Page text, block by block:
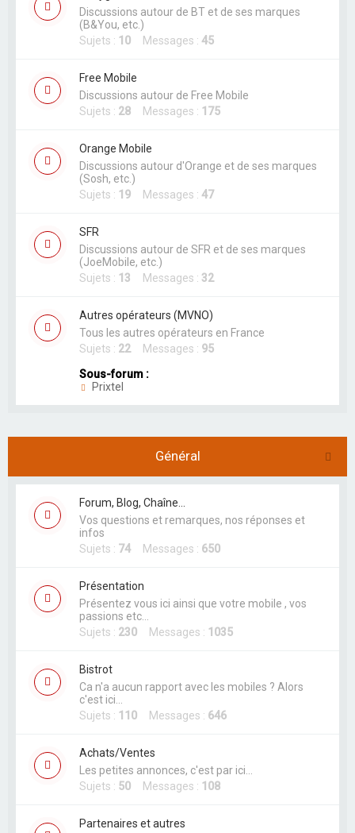
Discussions autour de BT et de ses marques
(B&You, etc.)
Sujets : 10 Messages : 45
Free Mobile
Discussions autour de Free Mobile
Sujets : 28 Messages : 175
Orange Mobile
Discussions autour d'Orange et de ses marques
(Sosh, etc.)
Sujets : 19 Messages : 47
SFR
Discussions autour de SFR et de ses marques
(JoeMobile, etc.)
Sujets : 13 Messages : 32
Autres opérateurs (MVNO)
Tous les autres opérateurs en France
Sujets : 22Messages : 95
Sous-forum :
Prixtel
Général
Forum, Blog, Chaîne...
Vos questions et remarques, nos réponses et
infos
Sujets : 74 Messages : 650
Présentation
Présentez vous ici ainsi que votre mobile , vos
passions etc...
Sujets : 230 Messages : 1035
Bistrot
Ca n'a aucun rapport avec les mobiles ? Alors
c'est ici...
Sujets : 110 Messages : 646
Achats/Ventes
Les petites annonces, c'est par ici...
Sujets : 50 Messages : 108
Partenaires et autres